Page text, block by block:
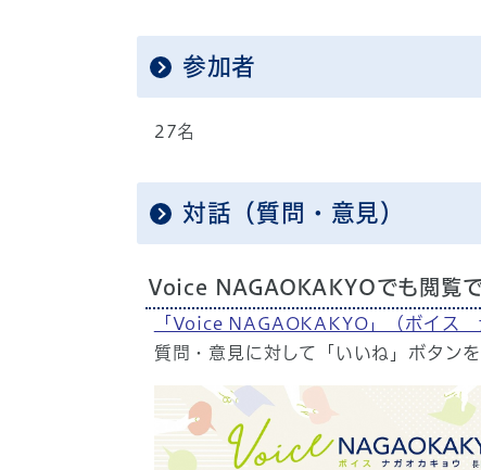
参加者
27名
対話（質問・意見）
Voice NAGAOKAKYOでも閲覧で
「Voice NAGAOKAKYO」（ボイス
質問・意見に対して「いいね」ボタン